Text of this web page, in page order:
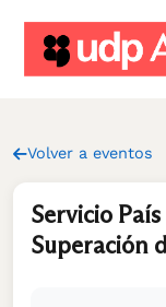
una
red
Volver a eventos
Servicio
Superación